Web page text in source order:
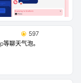
597
聊天气泡。